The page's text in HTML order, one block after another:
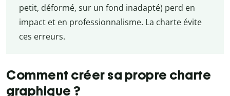
petit, déformé, sur un fond inadapté) perd en
impact et en professionnalisme. La charte évite
ces erreurs.
Comment créer sa propre charte
graphique ?